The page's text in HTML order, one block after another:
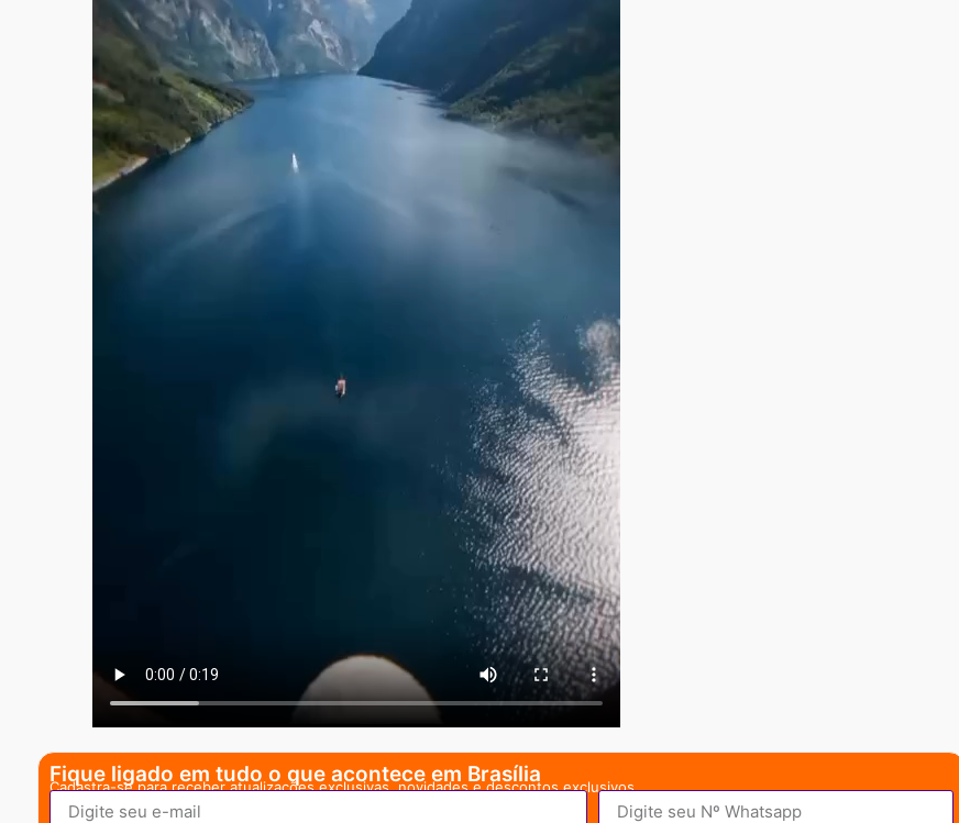
Fique ligado em tudo o que acontece em Brasília
Cadastra-se para receber atualizações exclusivas, novidades e descontos exclusivos.